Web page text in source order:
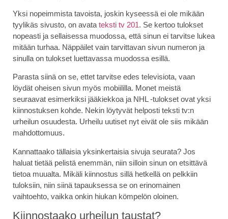
Yksi nopeimmista tavoista, joskin kyseessä ei ole mikään
tyylikäs sivusto, on avata teksti tv 201. Se kertoo tulokset
nopeasti ja sellaisessa muodossa, että sinun ei tarvitse lukea
mitään turhaa. Näppäilet vain tarvittavan sivun numeron ja
sinulla on tulokset luettavassa muodossa esillä.
Parasta siinä on se, ettet tarvitse edes televisiota, vaan
löydät oheisen sivun myös mobiililla. Monet meistä
seuraavat esimerkiksi jääkiekkoa ja NHL -tulokset ovat yksi
kiinnostuksen kohde. Nekin löytyvät helposti teksti tv:n
urheilun osuudesta. Urheilu uutiset nyt eivät ole siis mikään
mahdottomuus.
Kannattaako tällaisia yksinkertaisia sivuja seurata? Jos
haluat tietää pelistä enemmän, niin silloin sinun on etsittävä
tietoa muualta. Mikäli kiinnostus sillä hetkellä on pelkkiin
tuloksiin, niin siinä tapauksessa se on erinomainen
vaihtoehto, vaikka onkin hiukan kömpelön oloinen.
Kiinnostaako urheilun taustat?